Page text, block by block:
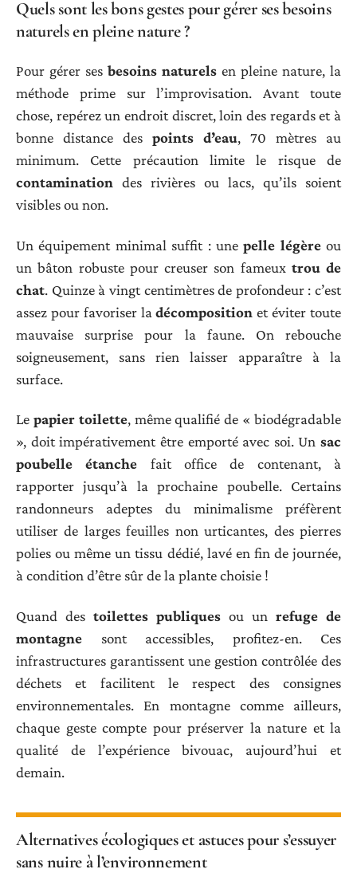
Quels sont les bons gestes pour gérer ses besoins
naturels en pleine nature ?
Pour gérer ses besoins naturels en pleine nature, la
méthode prime sur l’improvisation. Avant toute
chose, repérez un endroit discret, loin des regards et à
bonne distance des points d’eau, 70 mètres au
minimum. Cette précaution limite le risque de
contamination des rivières ou lacs, qu’ils soient
visibles ou non.
Un équipement minimal suffit : unepelle légèreou
un bâton robuste pour creuser son fameux trou de
chat. Quinze à vingt centimètres de profondeur : c’est
assez pour favoriser ladécomposition et éviter toute
mauvaise surprise pour la faune. On rebouche
soigneusement, sans rien laisser apparaître à la
surface.
Le papier toilette, même qualifié de « biodégradable
», doit impérativement être emporté avec soi. Un sac
poubelle étanche fait office de contenant, à
rapporter jusqu’à la prochaine poubelle. Certains
randonneurs adeptes du minimalisme préfèrent
utiliser de larges feuilles non urticantes, des pierres
polies ou même un tissu dédié, lavé en fin de journée,
à condition d’être sûr de la plante choisie !
Quand des toilettes publiques ou un refuge de
montagne sont accessibles, profitez-en. Ces
infrastructures garantissent une gestion contrôlée des
déchets et facilitent le respect des consignes
environnementales. En montagne comme ailleurs,
chaque geste compte pour préserver la nature et la
qualité de l’expérience bivouac, aujourd’hui et
demain.
Alternatives écologiques et astuces pour s’essuyer
sans nuire à l’environnement